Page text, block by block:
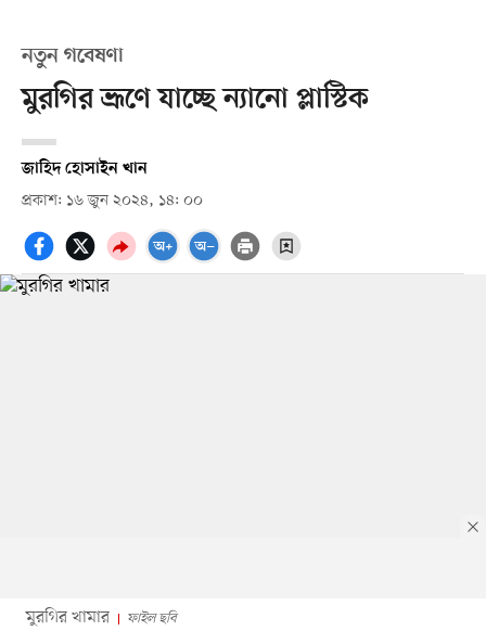
নতুন গবেষণা
মুরগির ভ্রূণে যাচ্ছে ন্যানো প্লাস্টিক
জাহিদ হোসাইন খান
প্রকাশ: ১৬ জুন ২০২৪, ১৪: ০০
মুরগির খামার ফাইল ছবি